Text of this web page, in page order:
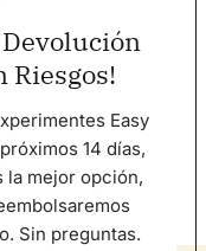
Riesgos!
Easy
14 días,
la mejor opción,
Sin preguntas.